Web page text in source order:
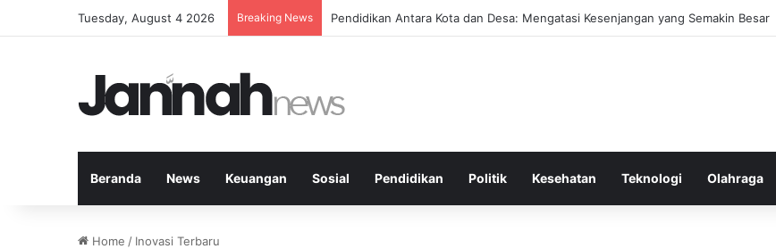
Tuesday, August 4 2026 Breaking News Pendidikan Antara Kota dan Desa: Mengatasi Kesenjangan yang Semakin Besar
Beranda News Keuangan Sosial Pendidikan Politik Kesehatan Teknologi Olahraga
Home / Inovasi Terbaru